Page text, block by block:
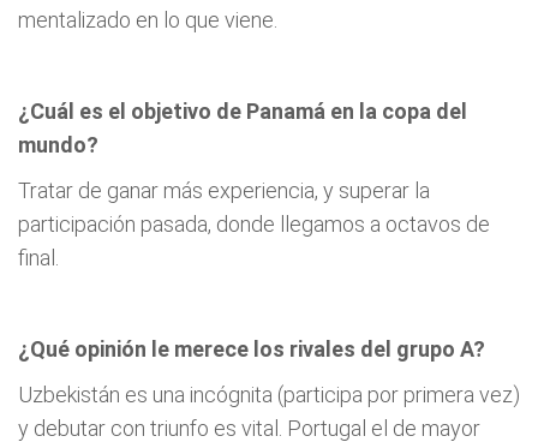
mentalizado en lo que viene.
¿Cuál es el objetivo de Panamá en la copa del
mundo?
Tratar de ganar más experiencia, y superar la
participación pasada, donde llegamos a octavos de
final.
¿Qué opinión le merece los rivales del grupo A?
Uzbekistán es una incógnita (participa por primera vez)
y debutar con triunfo es vital. Portugal el de mayor